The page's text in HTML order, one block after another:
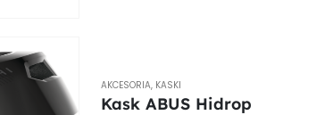
AKCESORIA, KASKI
Kask ABUS Hidrop